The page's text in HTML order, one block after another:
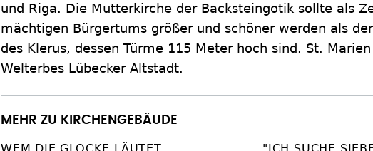
und Riga. Die Mutterkirche der Backsteingotik sollte als
mächtigen Bürgertums größer und schöner werden als
des Klerus, dessen Türme 115 Meter hoch sind. St.
Welterbes Lübecker Altstadt.
MEHR ZU KIRCHENGEBÄUDE